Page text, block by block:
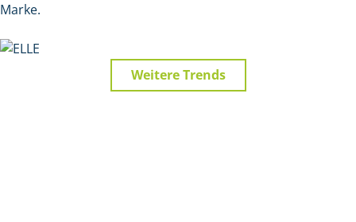
Marke.
Weitere Trends